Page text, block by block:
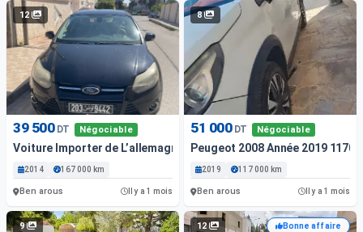
12
39 500 DT Négociable
Voiture Importer de L’allemagne en Très Bon Ètat
2014 167 000 km
Ben arous Il y a 1 mois
8
51 000 DT Négociable
Peugeot 2008 Année 2019
2019 117 000 km
Ben arous Il y a 1 mois
9 12 Bonne affaire